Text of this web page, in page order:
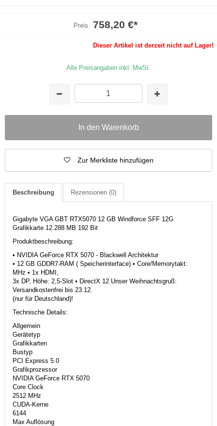
Preis 758,20 €*
Dieser Artikel ist derzeit nicht auf Lager!
Alle Preisangaben inkl. MwSt.
In den Warenkorb
Zur Merkliste hinzufügen
Beschreibung Rezensionen (0)
Gigabyte VGA GBT RTX5070 12 GB Windforce SFF 12G
Grafikkarte 12.288 MB 192 Bit
Produktbeschreibung:
• NVIDIA GeForce RTX 5070 - Blackwell Architektur
• 12 GB GDDR7-RAM ( Speicherinterface) • Core/Memorytakt:
MHz • 1x HDMI,
3x DP, Höhe: 2,5-Slot • DirectX 12 Unser Weihnachtsgruß:
Versandkostenfrei bis 23.12.
(nur für Deutschland)!
Technische Details:
Allgemein
Gerätetyp
Grafikkarten
Bustyp
PCI Express 5.0
Grafikprozessor
NVIDIA GeForce RTX 5070
Core Clock
2512 MHz
CUDA-Kerne
6144
Max Auflösung